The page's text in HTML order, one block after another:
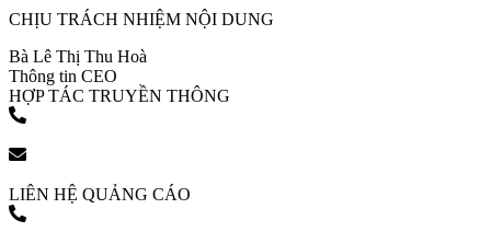
CHỊU TRÁCH NHIỆM NỘI DUNG
Bà Lê Thị Thu Hoà
Thông tin CEO
HỢP TÁC TRUYỀN THÔNG
LIÊN HỆ QUẢNG CÁO